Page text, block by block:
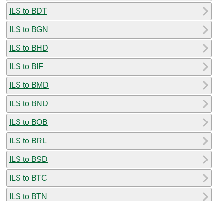
ILS to BDT
ILS to BGN
ILS to BHD
ILS to BIF
ILS to BMD
ILS to BND
ILS to BOB
ILS to BRL
ILS to BSD
ILS to BTC
ILS to BTN